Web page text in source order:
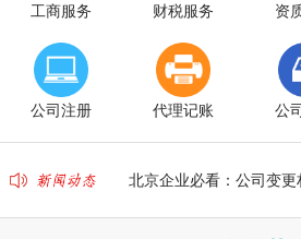
工商服务 财税服务 资
公司注册 代理记账 公
北京商标注册区别对比
北京公司注销周期全攻略
北京企业必看：商标注
北京公司注销流程详解
北京企业必看：公司变
北京老板注意：公司变